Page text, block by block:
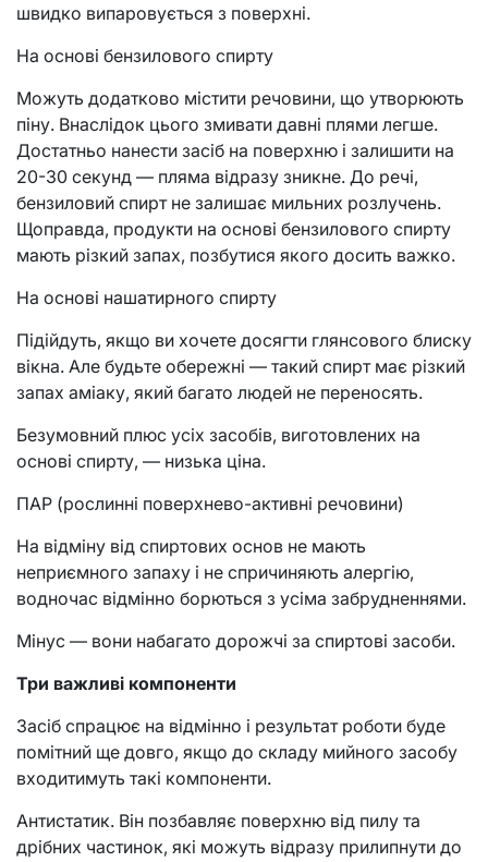
швидко випаровується з поверхні.
На основі бензилового спирту
Можуть додатково містити речовини, що утворюють
піну. Внаслідок цього змивати давні плями легше.
Достатньо нанести засіб на поверхню і залишити на
20-30 секунд — пляма відразу зникне. До речі,
бензиловий спирт не залишає мильних розлучень.
Щоправда, продукти на основі бензилового спирту
мають різкий запах, позбутися якого досить важко.
На основі нашатирного спирту
Підійдуть, якщо ви хочете досягти глянсового блиску
вікна. Але будьте обережні — такий спирт має різкий
запах аміаку, який багато людей не переносять.
Безумовний плюс усіх засобів, виготовлених на
основі спирту, — низька ціна.
ПАР (рослинні поверхнево-активні речовини)
На відміну від спиртових основ не мають
неприємного запаху і не спричиняють алергію,
водночас відмінно борються з усіма забрудненнями.
Мінус — вони набагато дорожчі за спиртові засоби.
Три важливі компоненти
Засіб спрацює на відмінно і результат роботи буде
помітний ще довго, якщо до складу мийного засобу
входитимуть такі компоненти.
Антистатик. Він позбавляє поверхню від пилу та
дрібних частинок, які можуть відразу прилипнути до